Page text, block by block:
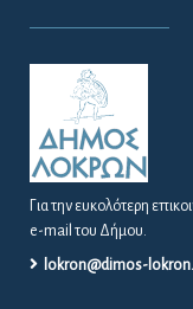
Για την ευκολότερη
e-mail του Δήμου.
lokron@dimos-